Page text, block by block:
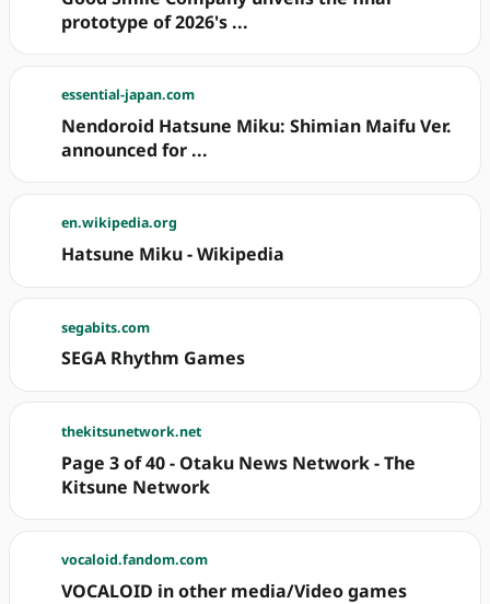
prototype of 2026's ...
essential-japan.com
Nendoroid Hatsune Miku: Shimian Maifu Ver.
announced for ...
en.wikipedia.org
Hatsune Miku - Wikipedia
segabits.com
SEGA Rhythm Games
thekitsunetwork.net
Page 3 of 40 - Otaku News Network - The
Kitsune Network
vocaloid.fandom.com
VOCALOID in other media/Video games